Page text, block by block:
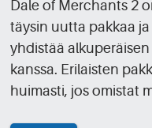
Dale of Merchants 2
täysin uutta pakkaa
yhdistää alkuperäisen
kanssa. Erilaisten
huimasti, jos omistat